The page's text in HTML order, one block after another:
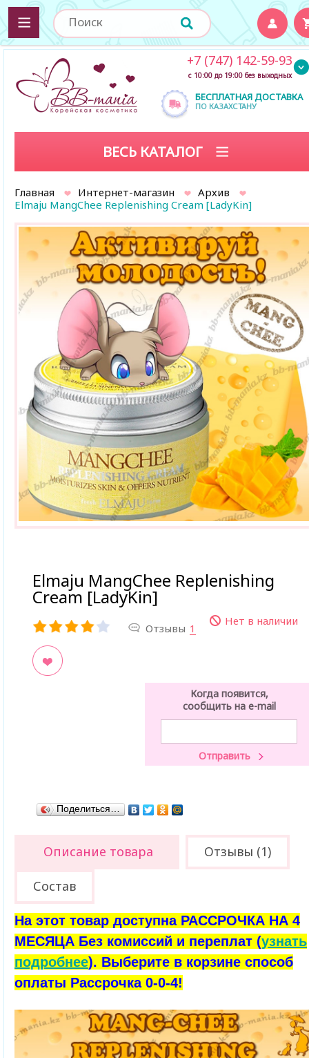
БЕСПЛАТНАЯ ДОСТАВКА
ПО КАЗАХСТАНУ
+7 (747) 142-59-93
с 10:00 до 19:00 без выходных
ВЕСЬ КАТАЛОГ
Главная Интернет-магазин
Архив
Elmaju MangChee Replenishing Cream [LadyKin]
Elmaju MangChee Replenishing
Cream [LadyKin]
Отзывы 1
Нет в наличии
Когда появится,
сообщить на e-mail
Поделиться…
Описание товара Отзывы (1)
Состав
На этот товар доступна РАССРОЧКА НА 4
МЕСЯЦА Без комиссий и переплат (узнать
подробнее). Выберите в корзине способ
оплаты Рассрочка 0-0-4!